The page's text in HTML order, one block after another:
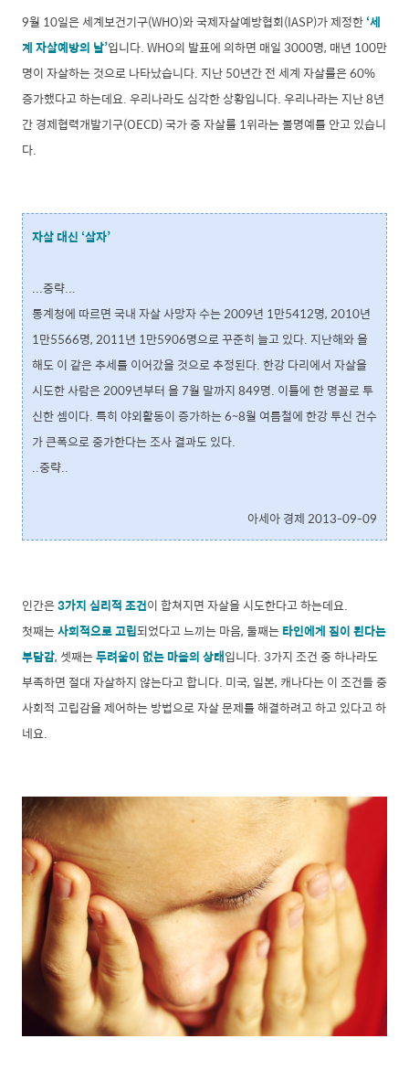
9월 10일은 세계보건기구(WHO)와 국제자살예방협회(IASP)가 제정한‘세
계 자살예방의 날’입니다. WHO의 발표에 의하면 매일 3000명, 매년 100만
명이 자살하는 것으로 나타났습니다. 지난 50년간 전 세계 자살률은 60%
증가했다고 하는데요. 우리나라도 심각한 상황입니다. 우리나라는 지난 8년
간 경제협력개발기구(OECD) 국가 중 자살률 1위라는 불명예를 안고 있습니
다.
자살 대신 ‘살자’
...중략...
통계청에 따르면 국내 자살 사망자 수는 2009년 1만5412명, 2010년
1만5566명, 2011년 1만5906명으로 꾸준히 늘고 있다. 지난해와 올
해도 이 같은 추세를 이어갔을 것으로 추정된다. 한강 다리에서 자살을
시도한 사람은 2009년부터 올 7월 말까지 849명. 이틀에 한 명꼴로 투
신한 셈이다. 특히 야외활동이 증가하는 6~8월 여름철에 한강 투신 건수
가 큰폭으로 중가한다는 조사 결과도 있다.
..중략..
아세아 경제 2013-09-09
인간은3가지 심리적 조건이 합쳐지면 자살을 시도한다고 하는데요.
첫째는사회적으로 고립되었다고 느끼는 마음, 둘째는타인에게 짐이 된다는
부담감, 셋째는두려움이 없는 마음의 상태입니다. 3가지 조건 중 하나라도
부족하면 절대 자살하지 않는다고 합니다. 미국, 일본, 캐나다는 이 조건들 중
사회적 고립감을 제어하는 방법으로 자살 문제를 해결하려고 하고 있다고 하
네요.